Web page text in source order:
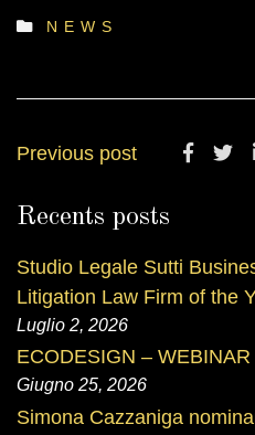
NEWS
Previous post
Recents posts
Studio Legale Sutti
Litigation Law Firm of the
Luglio 2, 2026
ECODESIGN –
Giugno 25, 2026
Simona Cazzaniga